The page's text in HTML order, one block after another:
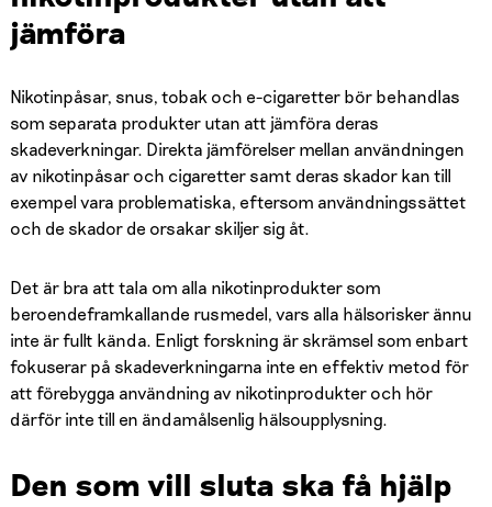
jämföra
Nikotinpåsar, snus, tobak och e-cigaretter bör behandlas
som separata produkter utan att jämföra deras
skadeverkningar. Direkta jämförelser mellan användningen
av nikotinpåsar och cigaretter samt deras skador kan till
exempel vara problematiska, eftersom användningssättet
och de skador de orsakar skiljer sig åt.
Det är bra att tala om alla nikotinprodukter som
beroendeframkallande rusmedel, vars alla hälsorisker ännu
inte är fullt kända. Enligt forskning är skrämsel som enbart
fokuserar på skadeverkningarna inte en effektiv metod för
att förebygga användning av nikotinprodukter och hör
därför inte till en ändamålsenlig hälsoupplysning.
Den som vill sluta ska få hjälp